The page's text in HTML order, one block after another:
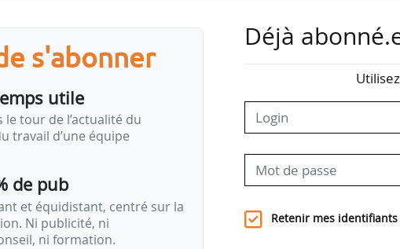
de l’abandon des projets en Allemagne et en Italie,
d’ACC, en raison des incertitudes sur les volumes
dans un contexte de révision à la baisse des ambitions
Le constructeur a aussi annoncé la fin de sa coentreprise
projet phare de la précédente direction…
s'abonner
utile
le tour de l’actualité du
travail d’une équipe
de pub
et équidistant, centré sur la
Ni publicité, ni
ni formation.
Déjà
Retenir mes identifiants